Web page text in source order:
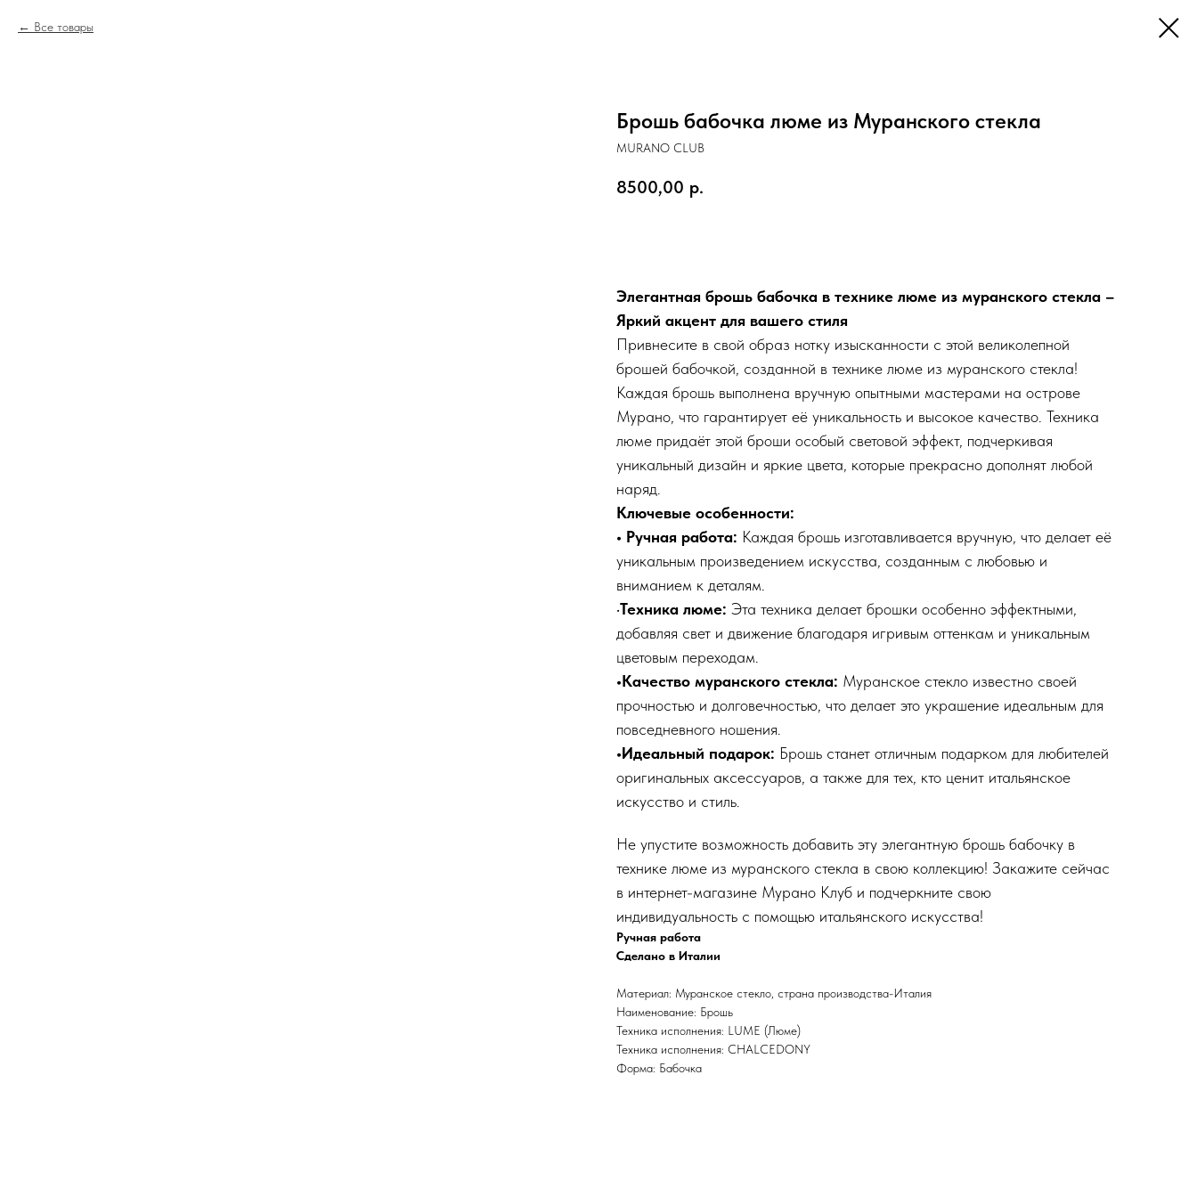
Все товары
Брошь бабочка люме из Муранского стекла
MURANO CLUB
8500,00 р.
Элегантная брошь бабочка в технике люме из муранского стекла –
Яркий акцент для вашего стиля
Привнесите в свой образ нотку изысканности с этой великолепной
брошей бабочкой, созданной в технике люме из муранского стекла!
Каждая брошь выполнена вручную опытными мастерами на острове
Мурано, что гарантирует её уникальность и высокое качество. Техника
люме придаёт этой броши особый световой эффект, подчеркивая
уникальный дизайн и яркие цвета, которые прекрасно дополнят любой
наряд.
Ключевые особенности:
• Ручная работа: Каждая брошь изготавливается вручную, что делает её
уникальным произведением искусства, созданным с любовью и
вниманием к деталям.
•Техника люме: Эта техника делает брошки особенно эффектными,
добавляя свет и движение благодаря игривым оттенкам и уникальным
цветовым переходам.
•Качество муранского стекла: Муранское стекло известно своей
прочностью и долговечностью, что делает это украшение идеальным для
повседневного ношения.
•Идеальный подарок: Брошь станет отличным подарком для любителей
оригинальных аксессуаров, а также для тех, кто ценит итальянское
искусство и стиль.
Не упустите возможность добавить эту элегантную брошь бабочку в
технике люме из муранского стекла в свою коллекцию! Закажите сейчас
в интернет-магазине Мурано Клуб и подчеркните свою
индивидуальность с помощью итальянского искусства!
Ручная работа
Сделано в Италии
Материал: Муранское стекло, страна производства-Италия
Наименование: Брошь
Техника исполнения: LUME (Люме)
Техника исполнения: CHALCEDONY
Форма: Бабочка